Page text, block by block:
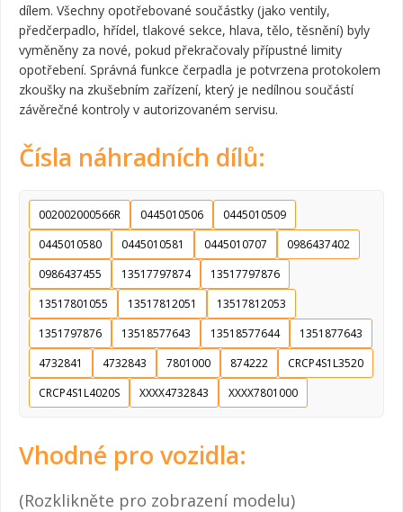
dílem. Všechny opotřebované součástky (jako ventily,
předčerpadlo, hřídel, tlakové sekce, hlava, tělo, těsnění) byly
vyměněny za nové, pokud překračovaly přípustné limity
opotřebení. Správná funkce čerpadla je potvrzena protokolem
zkoušky na zkušebním zařízení, který je nedílnou součástí
závěrečné kontroly v autorizovaném servisu.
Čísla náhradních dílů:
002002000566R 0445010506
0445010509
0445010580
0445010581 0445010707
0986437402
0986437455
13517797874
13517797876
13517801055
13517812051
13517812053
1351797876
13518577643 13518577644
1351877643
4732841
4732843 7801000 874222
CRCP4S1L3520
CRCP4S1L4020S
XXXX4732843 XXXX7801000
Vhodné pro vozidla:
(Rozklikněte pro zobrazení modelu)